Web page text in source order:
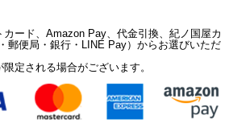
ード、Amazon Pay、代金引換、紀ノ国屋カ
郵便局・銀行・LINE Pay）からお選びいただ
定される場合がございます。